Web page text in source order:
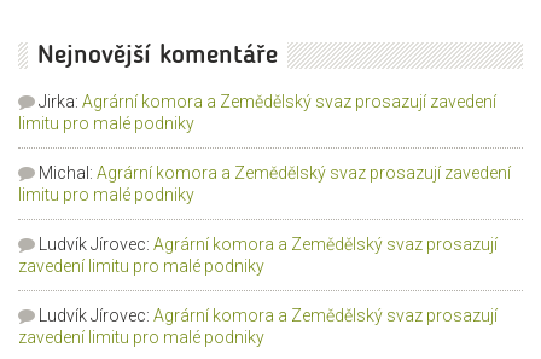
Nejnovější komentáře
Jirka: Agrární komora a Zemědělský svaz prosazují zavedení
limitu pro malé podniky
Michal : Agrární komora a Zemědělský svaz prosazují zavedení
limitu pro malé podniky
Ludvík Jírovec: Agrární komora a Zemědělský svaz prosazují
zavedení limitu pro malé podniky
Ludvík Jírovec: Agrární komora a Zemědělský svaz prosazují
zavedení limitu pro malé podniky